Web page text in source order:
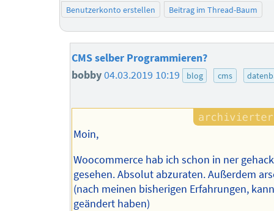
Benutzerkonto erstellen
Beitrag im Thread-Baum
CMS selber Programmieren?
bobby04.03.2019 10:19 blog cms
Moin,
Woocommerce hab ich schon in ner
gesehen. Absolut abzuraten. Außerdem
(nach meinen bisherigen Erfahrungen,
geändert haben)